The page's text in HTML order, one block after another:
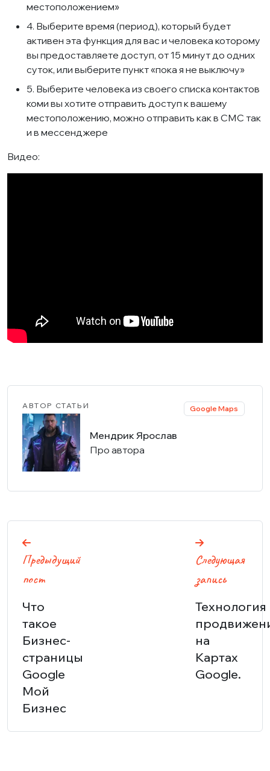
местоположением»
4. Выберите время (период), который будет
активен эта функция для вас и человека которому
вы предоставляете доступ, от 15 минут до одних
суток, или выберите пункт «пока я не выключу»
5. Выберите человека из своего списка контактов
коми вы хотите отправить доступ к вашему
местоположению, можно отправить как в СМС так
и в мессенджере
Видео:
АВТОР СТАТЬИ
Мендрик Ярослав
Про автора
Google Maps
Навигация
по
записям
Предыдущий
пост
Что
такое
Бизнес-
страницы
Google
Мой
Бизнес
Следующая
запись
Технология
на
Картах
Google.